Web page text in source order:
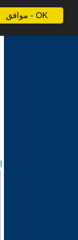
موافق - OK